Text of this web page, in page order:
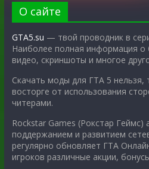
О сайте
GTA5.su — твой проводник в
Наиболее полная информация о
видео, скриншоты и многое
Скачать моды для ГТА 5 нельзя,
восторге от использования
читерами.
Rockstar Games (Рокстар Геймс)
поддержанием и развитием
регулярно обновляет ГТА
игроков различные акции,